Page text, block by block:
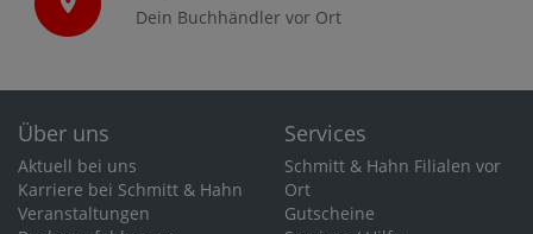
Dein Buchhändler vor Ort
Über uns
Aktuell bei uns
Karriere bei Schmitt & Hahn
Veranstaltungen
Services
Schmitt & Hahn Filialen vor
Ort
Gutscheine